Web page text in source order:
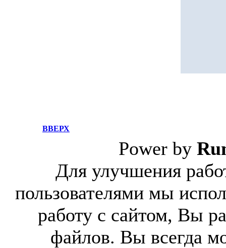
ВВЕРХ
Power by
Для улучшения
пользователями мы
работу с сайтом, Вы
файлов. Вы всегда